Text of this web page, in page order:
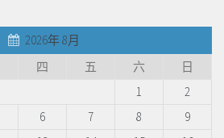
2026年 8月
四 五 六
日
1
2
6 7 8
9